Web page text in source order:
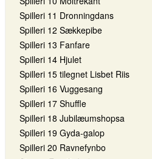
Spilleri 11 Dronningdans
Spilleri 12 Sækkepibe
Spilleri 13 Fanfare
Spilleri 14 Hjulet
Spilleri 15 tilegnet Lisbet Riis
Spilleri 16 Vuggesang
Spilleri 17 Shuffle
Spilleri 18 Jubilæumshopsa
Spilleri 19 Gyda-galop
Spilleri 20 Ravnefynbo